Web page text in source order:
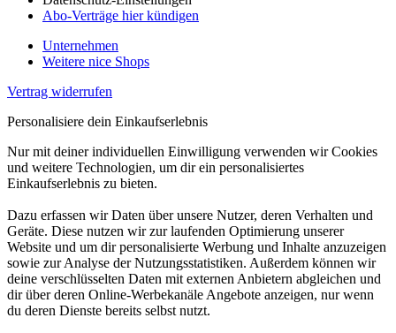
Abo-Verträge hier kündigen
Unternehmen
Weitere nice Shops
Vertrag widerrufen
Personalisiere dein Einkaufserlebnis
Nur mit deiner individuellen Einwilligung verwenden wir Cookies
und weitere Technologien, um dir ein personalisiertes
Einkaufserlebnis zu bieten.
Dazu erfassen wir Daten über unsere Nutzer, deren Verhalten und
Geräte. Diese nutzen wir zur laufenden Optimierung unserer
Website und um dir personalisierte Werbung und Inhalte anzuzeigen
sowie zur Analyse der Nutzungsstatistiken. Außerdem können wir
deine verschlüsselten Daten mit externen Anbietern abgleichen und
dir über deren Online-Werbekanäle Angebote anzeigen, nur wenn
du deren Dienste bereits selbst nutzt.